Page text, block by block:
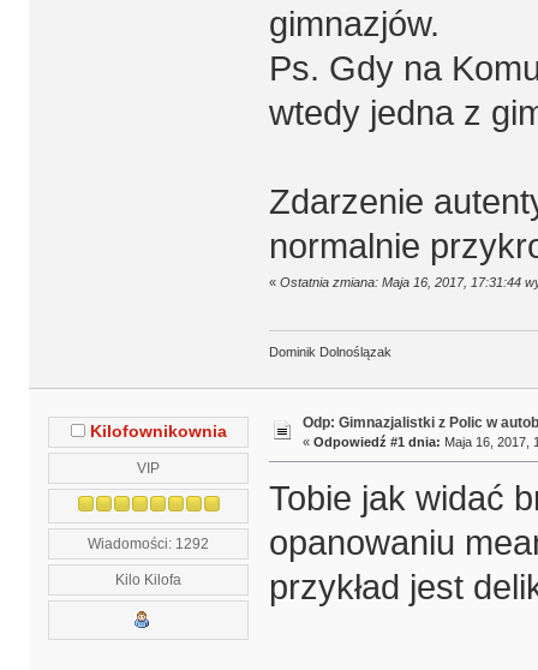
gimnazjów.
Ps. Gdy na
wtedy jedna z
Zdarzenie
normalnie
« Ostatnia zmiana: Maja 16, 2017, 17:31:44
Dominik Dolnoślązak
Kilofownikownia
VIP
Wiadomości: 1292
Kilo Kilofa
Odp: Gimnazjalistki z Polic w
« Odpowiedź #1 dnia: Maja 16, 2017,
Tobie jak widać
opanowaniu
przykład jest